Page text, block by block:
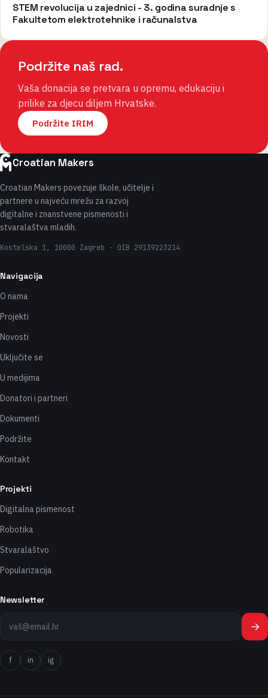
STEM revolucija u zajednici - 3. godina suradnje s
Fakultetom elektrotehnike i računalstva
Podržite naš rad.
Vaša donacija se pretvara u opremu, edukaciju i
prilike za djecu diljem Hrvatske.
Podržite IRIM
Croatian Makers
Croatian Makers povezuje škole, učitelje i
partnere u najveću mrežu za razvoj
digitalne i znanstvene pismenosti i
stvaralaštva mladih.
Kostelska 1, 10000 Zagreb · OIB 29139223214
Navigacija
O nama
Projekti
Novosti
Uključite se
U medijima
Donatori i partneri
Dokumenti
Podržite
Kontakt
Projekti
Digitalna pismenost
Robotika
Stvaralaštvo
Popularizacija
Newsletter
→
f in ig